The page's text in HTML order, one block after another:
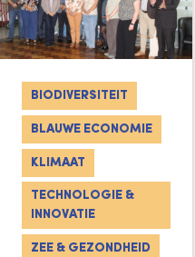
BIODIVERSITEIT
BLAUWE ECONOMIE
KLIMAAT
TECHNOLOGIE &
INNOVATIE
ZEE & GEZONDHEID